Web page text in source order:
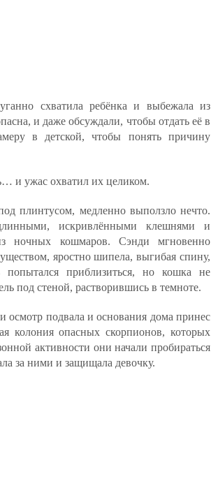
схватила ребёнка и выбежала из
и даже обсуждали, чтобы отдать её в
в детской, чтобы понять причину
и ужас охватил их целиком.
плинтусом, медленно выползло нечто.
искривлёнными клешнями и
ночных кошмаров. Сэнди мгновенно
яростно шипела, выгибая спину,
приблизиться, но кошка не
под стеной, растворившись в темноте.
подвала и основания дома принес
колония опасных скорпионов, которых
активности они начали пробираться
за ними и защищала девочку.